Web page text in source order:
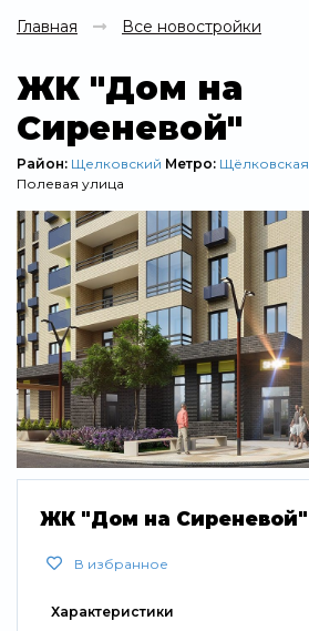
Главная Все новостройки
ЖК "Дом на
Сиреневой"
Район: Щелковский Метро: Щёлковская
Полевая улица
ЖК "Дом на Сиреневой"
В избранное
Характеристики